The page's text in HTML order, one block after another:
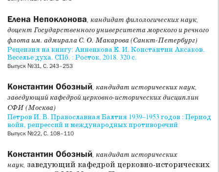
Елена Непоклонова, кандидат филологических наук,
доцент Государственного университета морского и речного
флота им. адмирала С. О. Макарова (Санкт-Петербург)
Рецензия на книгу: Анненкова Е. И. Константин Аксаков.
Веселье духа. СПб. : Росток, 2018. 320 с.
Выпуск №31, С. 243–253
Константин Обозный, кандидат исторических наук,
заведующий кафедрой церковно-исторических дисциплин
СФИ (Москва)
Петров И. В. Православная Балтия 1939–1953 годов : Период
войн, репрессий и международных противоречий
Выпуск №22, С. 108–110
Константин Обозный, кандидат исторических
наук, заведующий кафедрой церковно-исторических